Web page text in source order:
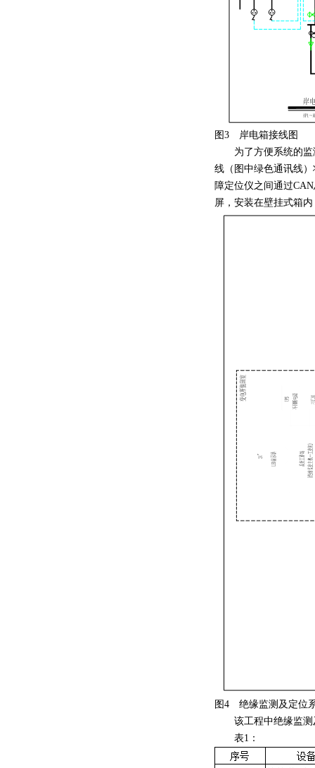
图3 岸电箱接线图
为了方便系统的监测
线（图中绿色通讯线
障定位仪之间通过
屏，安装在壁挂式箱
图4 绝缘监测及定位
该工程中绝缘监测
表1：